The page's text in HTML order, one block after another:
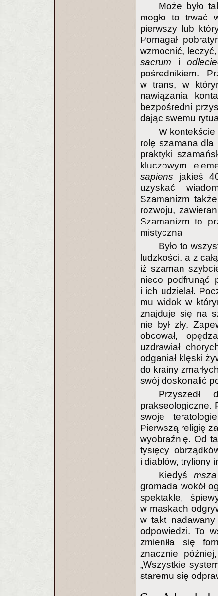
Może było
mogło to trwać
pierwszy lub
Pomagał
wzmocnić,
sacrum i
pośrednikiem.
w trans, w
nawiązania
bezpośredni
dając swemu
W kontekście
rolę szamana dla
praktyki
kluczowym
sapiens jakieś
uzyskać
Szamanizm
rozwoju,
Szamanizm to
mistyczna
Było to
ludzkości, a z
iż szaman
nieco podfrunąć
i ich udzielał.
mu widok w
znajduje się na
nie był zły.
obcował,
uzdrawiał
odganiał klęski
do krainy
swój doskonalić
Przyszedł
prakseologiczne.
swoje
Pierwszą religię
wyobraźnię. Od
tysięcy
i diabłów, tryliony
Kiedyś
gromada wokół
spektakle,
w maskach
w takt
odpowiedzi. To
zmieniła się
znacznie
„Wszystkie
staremu się